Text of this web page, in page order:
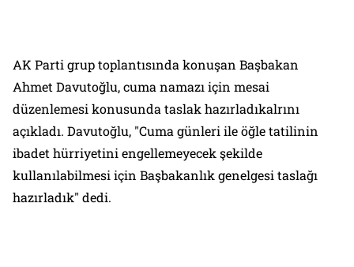
AK Parti grup toplantısında konuşan Başbakan
Ahmet Davutoğlu, cuma namazı için mesai
düzenlemesi konusunda taslak hazırladıkalrını
açıkladı. Davutoğlu, "Cuma günleri ile öğle tatilinin
ibadet hürriyetini engellemeyecek şekilde
kullanılabilmesi için Başbakanlık genelgesi taslağı
hazırladık" dedi.